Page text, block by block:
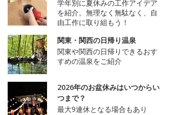
学年別に夏休みの工作アイデア
を紹介。無理なく無駄なく、自
由工作に取り組もう！
関東・関西の日帰り温泉
関東や関西の日帰りできるおす
すめの温泉をご紹介
2026年のお盆休みはいつからい
つまで？
最大9連休となる場合もあり